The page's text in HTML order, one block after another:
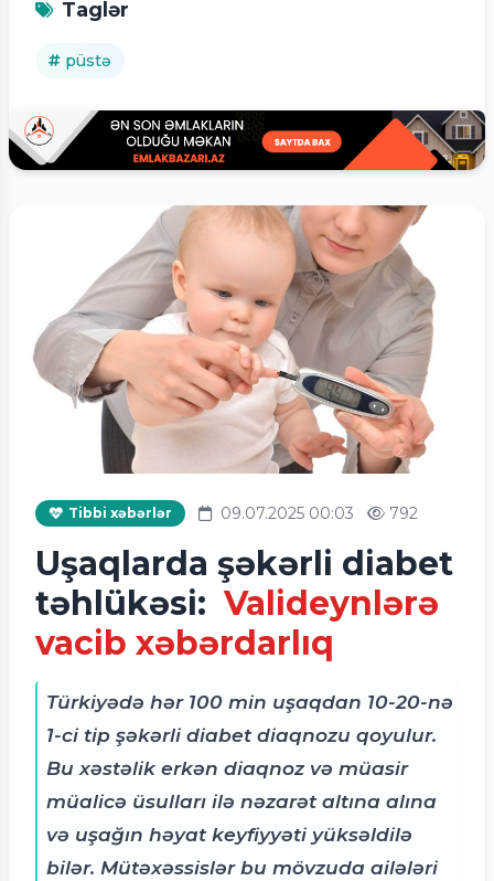
Taglər
püstə
Tibbi xəbərlər 09.07.2025 00:03 792
Uşaqlarda şəkərli diabet
təhlükəsi: Valideynlərə
vacib xəbərdarlıq
Türkiyədə hər 100 min uşaqdan 10-20-nə
1-ci tip şəkərli diabet diaqnozu qoyulur.
Bu xəstəlik erkən diaqnoz və müasir
müalicə üsulları ilə nəzarət altına alına
və uşağın həyat keyfiyyəti yüksəldilə
bilər. Mütəxəssislər bu mövzuda ailələri